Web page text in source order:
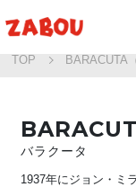
TOP BARACUTA
バラクータ
1937年にジョン・ミ